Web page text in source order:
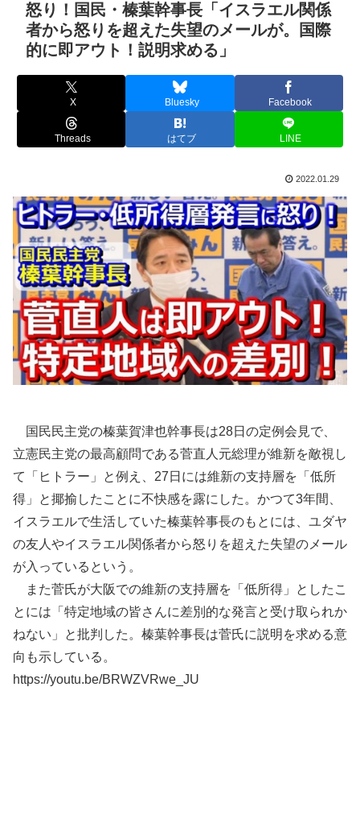
怒り！国民・榛葉幹事長「イスラエル関係
者から怒りを超えた失望のメールが。国際
的に即アウト！説明求める」
X Bluesky Facebook
Threads はてブ LINE
2022.01.29
国民民主党の榛葉賀津也幹事長は28日の定例会見で、
立憲民主党の最高顧問である菅直人元総理が維新を敵視し
て「ヒトラー」と例え、27日には維新の支持層を「低所
得」と揶揄したことに不快感を露にした。かつて3年間、
イスラエルで生活していた榛葉幹事長のもとには、ユダヤ
の友人やイスラエル関係者から怒りを超えた失望のメール
が入っているという。
また菅氏が大阪での維新の支持層を「低所得」としたこ
とには「特定地域の皆さんに差別的な発言と受け取られか
ねない」と批判した。榛葉幹事長は菅氏に説明を求める意
向も示している。
https://youtu.be/BRWZVRwe_JU